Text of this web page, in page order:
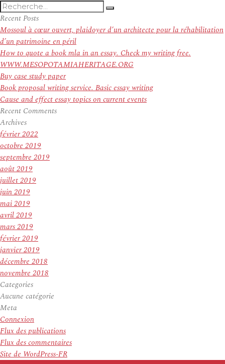
Recherche
pour
:
Recherche
Recent Posts
Mossoul à cœur ouvert, plaidoyer d’un architecte pour la réhabilitation
d’un patrimoine en péril
How to quote a book mla in an essay. Check my writing free.
WWW.MESOPOTAMIAHERITAGE.ORG
Buy case study paper
Book proposal writing service. Basic essay writing
Cause and effect essay topics on current events
Recent Comments
Archives
février 2022
octobre 2019
septembre 2019
août 2019
juillet 2019
juin 2019
mai 2019
avril 2019
mars 2019
février 2019
janvier 2019
décembre 2018
novembre 2018
Categories
Aucune catégorie
Meta
Connexion
Flux des publications
Flux des commentaires
Site de WordPress-FR